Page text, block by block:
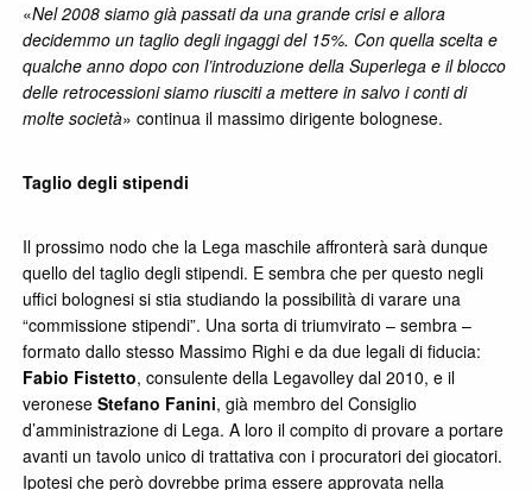
«Nel 2008 siamo già passati da una grande crisi e allora
decidemmo un taglio degli ingaggi del 15%. Con quella scelta e
qualche anno dopo con l’introduzione della Superlega e il blocco
delle retrocessioni siamo riusciti a mettere in salvo i conti di
molte società» continua il massimo dirigente bolognese.
Taglio degli stipendi
Il prossimo nodo che la Lega maschile affronterà sarà dunque
quello del taglio degli stipendi. E sembra che per questo negli
uffici bolognesi si stia studiando la possibilità di varare una
“commissione stipendi”. Una sorta di triumvirato – sembra –
formato dallo stesso Massimo Righi e da due legali di fiducia:
Fabio Fistetto, consulente della Legavolley dal 2010, e il
veroneseStefano Fanini, già membro del Consiglio
d’amministrazione di Lega. A loro il compito di provare a portare
avanti un tavolo unico di trattativa con i procuratori dei giocatori.
Ipotesi che però dovrebbe prima essere approvata nella